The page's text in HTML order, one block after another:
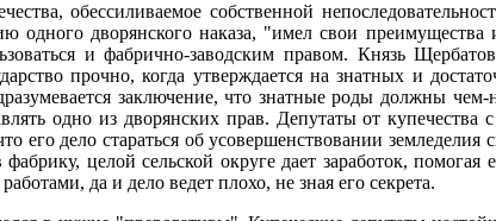
обессиливаемое собственной
одного дворянского наказа, "имел свои
и фабрично-заводским правом. Князь
прочно, когда утверждается на знатных и
заключение, что знатные роды должны
одно из дворянских прав. Депутаты от
его дело стараться об усовершенствовании
целой сельской округе дает заработок,
да и дело ведет плохо, не зная его секрета.